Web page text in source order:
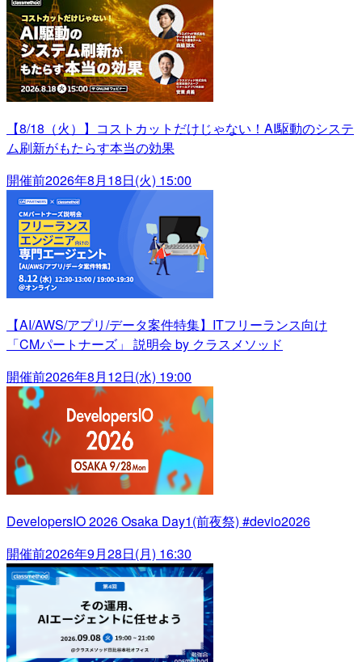
【8/18（火）】コストカットだけじゃない！AI駆動のシステ
ム刷新がもたらす本当の効果
開催前2026年8月18日(火) 15:00
【AI/AWS/アプリ/データ案件特集】ITフリーランス向け
「CMパートナーズ」 説明会 by クラスメソッド
開催前2026年8月12日(水) 19:00
DevelopersIO 2026 Osaka Day1(前夜祭) #devio2026
開催前2026年9月28日(月) 16:30